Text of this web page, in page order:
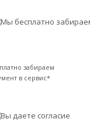
забираем
в сервис*